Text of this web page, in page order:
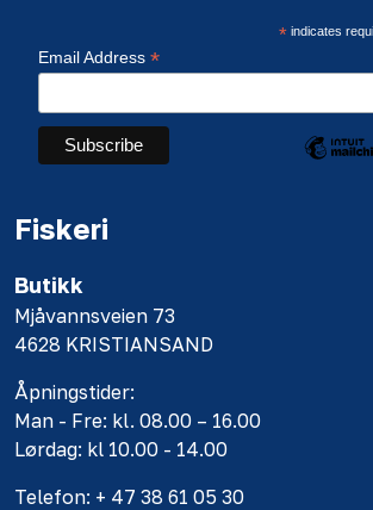
*indicates
Email Address *
Fiskeri
Butikk
Mjåvannsveien 73
4628 KRISTIANSAND
Åpningstider:
Man - Fre: kl. 08.00 – 16.00
Lørdag: kl 10.00 - 14.00
Telefon: + 47 38 61 05 30